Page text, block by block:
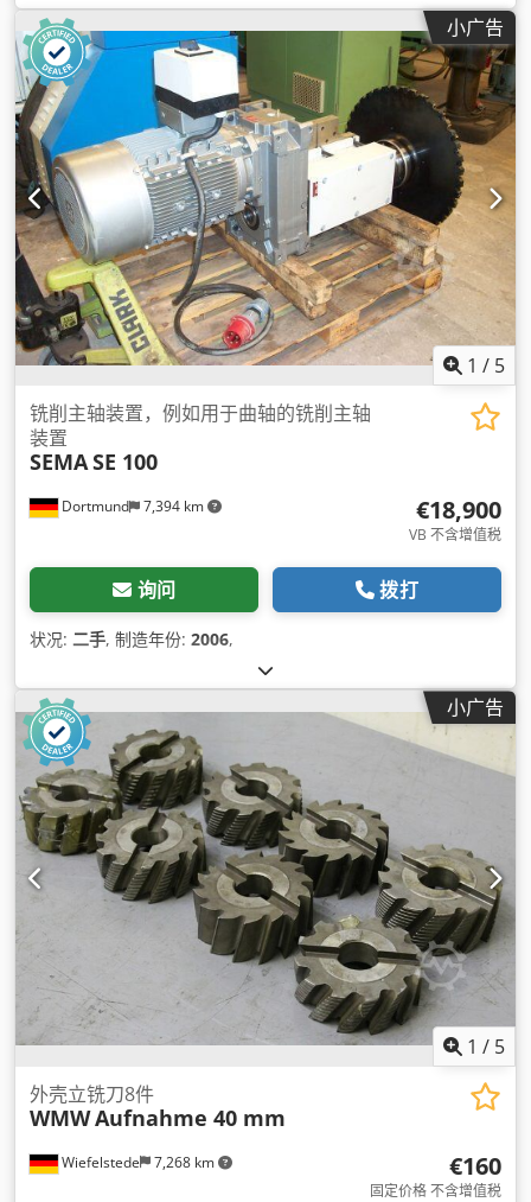
小广告
1 / 5
Dortmund 7,394 km
铣削主轴装置，例如用于曲轴的铣削主轴
装置
SEMASE 100
€18,900
VB 不含增值税
询问 拨打
状况: 二手, 制造年份: 2006,
小广告
1 / 5
Wiefelstede 7,268 km
外壳立铣刀8件
WMWAufnahme 40 mm
€160
固定价格 不含增值税